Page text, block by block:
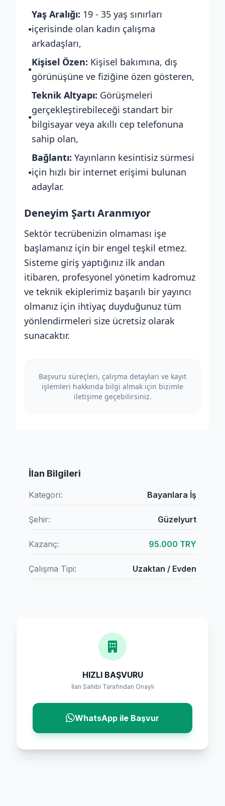
●
Yaş Aralığı: 19 - 35 yaş sınırları
içerisinde olan kadın çalışma
arkadaşları,
●
Kişisel Özen: Kişisel bakımına, dış
görünüşüne ve fiziğine özen gösteren,
●
Teknik Altyapı: Görüşmeleri
gerçekleştirebileceği standart bir
bilgisayar veya akıllı cep telefonuna
sahip olan,
●
Bağlantı: Yayınların kesintisiz sürmesi
için hızlı bir internet erişimi bulunan
adaylar.
Deneyim Şartı Aranmıyor
Sektör tecrübenizin olmaması işe
başlamanız için bir engel teşkil etmez.
Sisteme giriş yaptığınız ilk andan
itibaren, profesyonel yönetim kadromuz
ve teknik ekiplerimiz başarılı bir yayıncı
olmanız için ihtiyaç duyduğunuz tüm
yönlendirmeleri size ücretsiz olarak
sunacaktır.
Başvuru süreçleri, çalışma detayları ve kayıt
işlemleri hakkında bilgi almak için bizimle
iletişime geçebilirsiniz.
İlan Bilgileri
Kategori: Bayanlara İş
Şehir: Güzelyurt
Kazanç: 95.000 TRY
Çalışma Tipi: Uzaktan / Evden
HIZLI BAŞVURU
İlan Sahibi Tarafından Onaylı
WhatsApp ile Başvur